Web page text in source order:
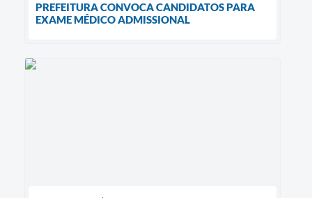
PREFEITURA CONVOCA CANDIDATOS PARA
EXAME MÉDICO ADMISSIONAL